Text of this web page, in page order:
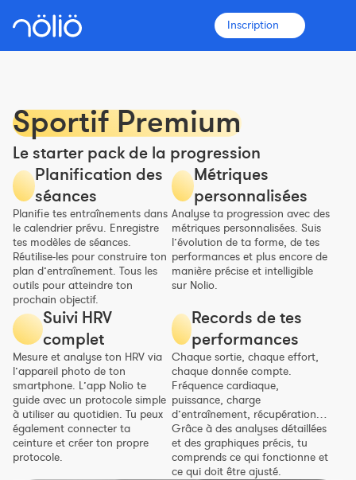
Inscription
La plateforme pour tous
Entraîneurs
Clubs
Sportifs
Plus d'informations
Fonctionnalités
Tarifs
Constructeur de séances
Sportif Premium
L'équipe Nolio
FAQ
Sportif Premium
Le starter pack de la progression
Planification des
séances
Planifie tes entraînements dans
le calendrier prévu. Enregistre
tes modèles de séances.
Réutilise-les pour construire ton
plan d’entraînement. Tous les
outils pour atteindre ton
prochain objectif.
Métriques
personnalisées
Analyse ta progression avec des
métriques personnalisées. Suis
l’évolution de ta forme, de tes
performances et plus encore de
manière précise et intelligible
sur Nolio.
Suivi HRV
complet
Mesure et analyse ton HRV via
l’appareil photo de ton
smartphone. L’app Nolio te
guide avec un protocole simple
à utiliser au quotidien. Tu peux
également connecter ta
ceinture et créer ton propre
protocole.
Records de tes
performances
Chaque sortie, chaque effort,
chaque donnée compte.
Fréquence cardiaque,
puissance, charge
d’entraînement, récupération…
Grâce à des analyses détaillées
et des graphiques précis, tu
comprends ce qui fonctionne et
ce qui doit être ajusté.